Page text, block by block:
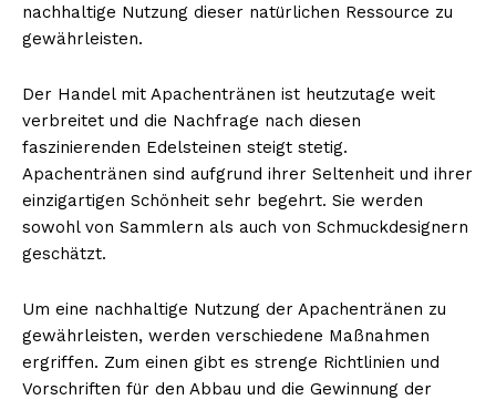
nachhaltige Nutzung dieser natürlichen Ressource zu
gewährleisten.
Der Handel mit Apachentränen ist heutzutage weit
verbreitet und die Nachfrage nach diesen
faszinierenden Edelsteinen steigt stetig.
Apachentränen sind aufgrund ihrer Seltenheit und ihrer
einzigartigen Schönheit sehr begehrt. Sie werden
sowohl von Sammlern als auch von Schmuckdesignern
geschätzt.
Um eine nachhaltige Nutzung der Apachentränen zu
gewährleisten, werden verschiedene Maßnahmen
ergriffen. Zum einen gibt es strenge Richtlinien und
Vorschriften für den Abbau und die Gewinnung der